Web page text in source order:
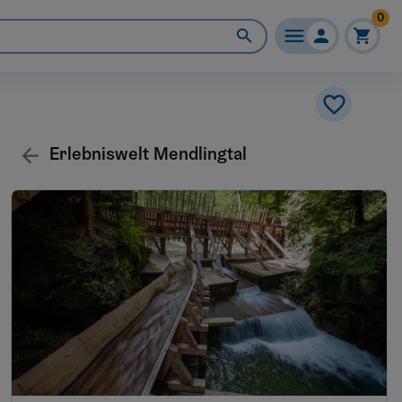
0
Erlebniswelt Mendlingtal
3345 Göstling an der Ybbs
Wanderparadies Hochkar
3345 Göstling / Ybbs
Erlebniswelt Mendlingtal